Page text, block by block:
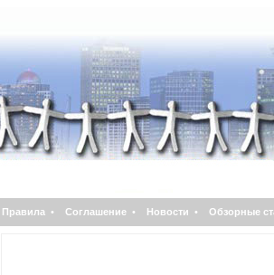
Правила • Соглашение • Новости • Обзорные